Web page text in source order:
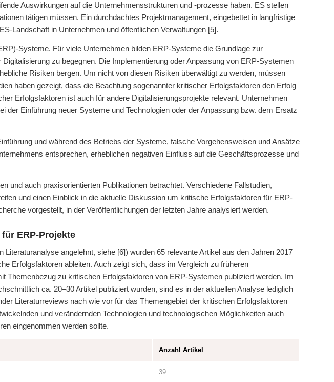
Auswirkungen auf die Unternehmensstrukturen und -prozesse haben. ES stellen
tätigen müssen. Ein durchdachtes Projektmanagement, eingebettet in langfristige
Landschaft in Unternehmen und öffentlichen Verwaltungen [5].
Systeme. Für viele Unternehmen bilden ERP-Systeme die Grundlage zur
zu begegnen. Die Implementierung oder Anpassung von ERP-Systemen
Risiken bergen. Um nicht von diesen Risiken überwältigt zu werden, müssen
haben gezeigt, dass die Beachtung sogenannter kritischer Erfolgsfaktoren den Erfolg
Erfolgsfaktoren ist auch für andere Digitalisierungsprojekte relevant. Unternehmen
Einführung neuer Systeme und Technologien oder der Anpassung bzw. dem Ersatz
und während des Betriebs der Systeme, falsche Vorgehensweisen und Ansätze
entsprechen, erheblichen negativen Einfluss auf die Geschäftsprozesse und
und auch praxisorientierten Publikationen betrachtet. Verschiedene Fallstudien,
und einen Einblick in die aktuelle Diskussion um kritische Erfolgsfaktoren für ERP-
vorgestellt, in der Veröffentlichungen der letzten Jahre analysiert werden.
ERP-Projekte
angelehnt, siehe [6]) wurden 65 relevante Artikel aus den Jahren 2017
Erfolgsfaktoren ableiten. Auch zeigt sich, dass im Vergleich zu früheren
Themenbezug zu kritischen Erfolgsfaktoren von ERP-Systemen publiziert werden. Im
ca. 20–30 Artikel publiziert wurden, sind es in der aktuellen Analyse lediglich
Literaturreviews nach wie vor für das Themengebiet der kritischen Erfolgsfaktoren
und verändernden Technologien und technologischen Möglichkeiten auch
eingenommen werden sollte.
Anzahl Artikel
39